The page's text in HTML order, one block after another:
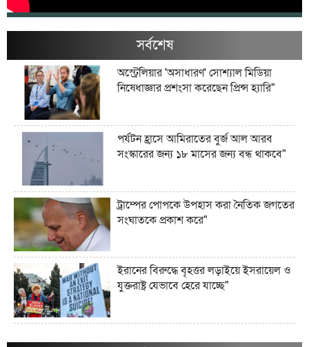
সর্বশেষ
অস্ট্রেলিয়ার 'অসাধারণ' সোশ্যাল মিডিয়া
নিষেধাজ্ঞার প্রশংসা করেছেন প্রিন্স হ্যারি"
পর্যটন হ্রাসে আমিরাতের বুর্জ আল আরব
সংস্কারের জন্য ১৮ মাসের জন্য বন্ধ থাকবে"
ট্রাম্পের পোপকে উপহাস করা নৈতিক জগতের
সংঘাতকে প্রকাশ করে"
ইরানের বিরুদ্ধে বৃহত্তর লড়াইয়ে ইসরায়েল ও
যুক্তরাষ্ট্র যেভাবে হেরে যাচ্ছে"